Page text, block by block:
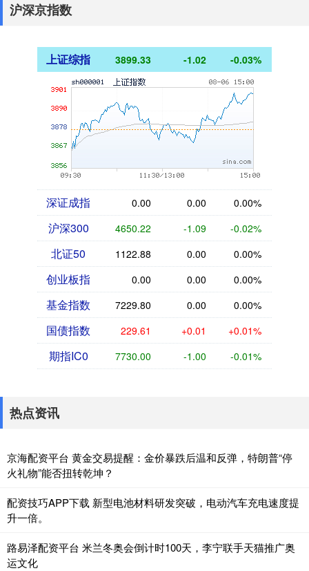
沪深京指数
上证综指 3899.33 -1.02 -0.03%
深证成指 0.00 0.00 0.00%
沪深300 4650.22 -1.09 -0.02%
北证50 1122.88 0.00 0.00%
创业板指 0.00 0.00 0.00%
基金指数 7229.80 0.00 0.00%
国债指数 229.61 +0.01 +0.01%
期指IC0 7730.00 -1.00 -0.01%
热点资讯
京海配资平台 黄金交易提醒：金价暴跌后温和反弹，特朗普“停
火礼物”能否扭转乾坤？
配资技巧APP下载 新型电池材料研发突破，电动汽车充电速度提
升一倍。
路易泽配资平台 米兰冬奥会倒计时100天，李宁联手天猫推广奥
运文化